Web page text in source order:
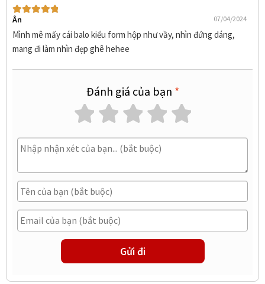
Được xếp
hạng
5 sao
Ân 07/04/2024
Mình mê mấy cái balo kiểu form hộp như vầy, nhìn đứng dáng,
mang đi làm nhìn đẹp ghê hehee
Giao siêu nhanh, tối đặt sáng sau nhận rồi. Mở ra đúng mẫu
Đánh giá của bạn *